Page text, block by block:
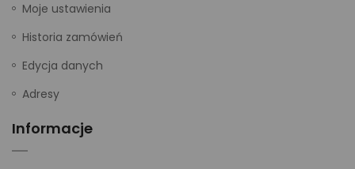
Moje ustawienia
Historia zamówień
Edycja danych
Adresy
Informacje